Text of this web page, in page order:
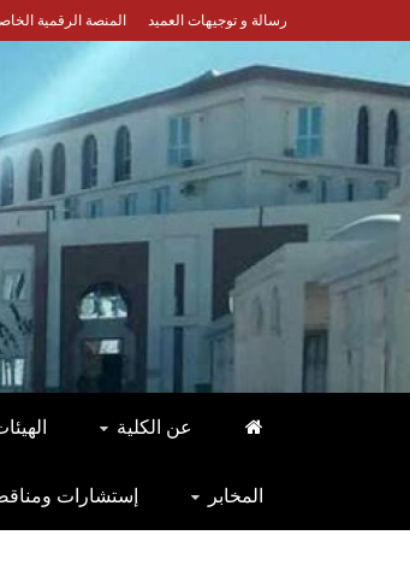
to
content
رسالة و توجيهات العميد المنصة الرقمية
عن الكلية
المخابر إستشارات